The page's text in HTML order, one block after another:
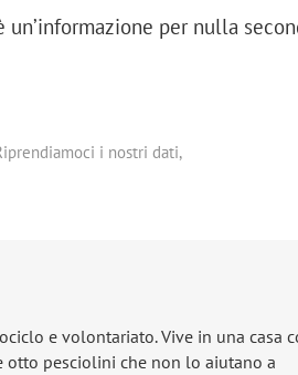
per nulla
i nostri dati,
e volontariato. Vive in una casa
otto pesciolini che non lo aiutano a